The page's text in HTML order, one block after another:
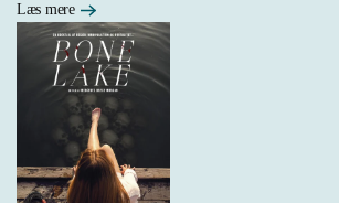
Læs mere